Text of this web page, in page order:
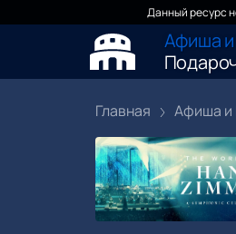
Данный ресурс
Афиша
Главная Афиша и